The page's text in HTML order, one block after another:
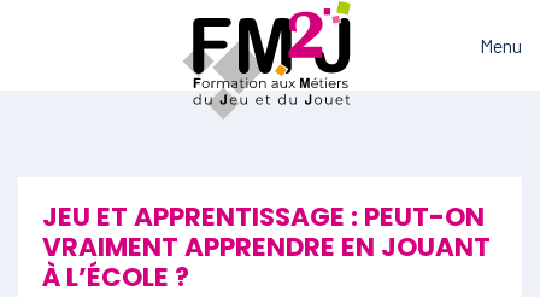
Menu
JEU ET APPRENTISSAGE : PEUT-ON
VRAIMENT APPRENDRE EN JOUANT
À L’ÉCOLE ?